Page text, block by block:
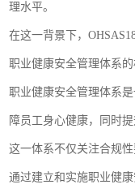
理水平。
在这一背景下，
职业健康安全管理体系
职业健康安全管理体系
障员工身心健康，同时
这一体系不仅关注合规
通过建立和实施职业健